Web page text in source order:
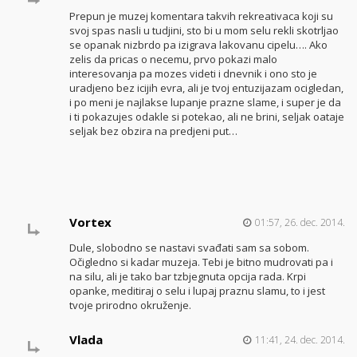
Prepun je muzej komentara takvih rekreativaca koji su
svoj spas nasli u tudjini, sto bi u mom selu rekli skotrljao
se opanak nizbrdo pa izigrava lakovanu cipelu…. Ako
zelis da pricas o necemu, prvo pokazi malo
interesovanja pa mozes videti i dnevnik i ono sto je
uradjeno bez icijih evra, ali je tvoj entuzijazam ocigledan,
i po meni je najlakse lupanje prazne slame, i super je da
i ti pokazujes odakle si potekao, ali ne brini, seljak oataje
seljak bez obzira na predjeni put…
Vortex 01:57, 26. dec. 2014.
Dule, slobodno se nastavi svađati sam sa sobom.
Očigledno si kadar muzeja. Tebi je bitno mudrovati pa i
na silu, ali je tako bar tzbjegnuta opcija rada. Krpi
opanke, meditiraj o selu i lupaj praznu slamu, to i jest
tvoje prirodno okruženje.
Vlada 11:41, 24. dec. 2014.